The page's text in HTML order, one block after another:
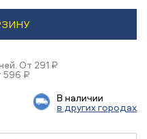
От 291 ₽
596 ₽
В наличии
в других городах